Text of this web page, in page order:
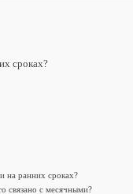
сроках?
на ранних сроках?
связано с месячными?